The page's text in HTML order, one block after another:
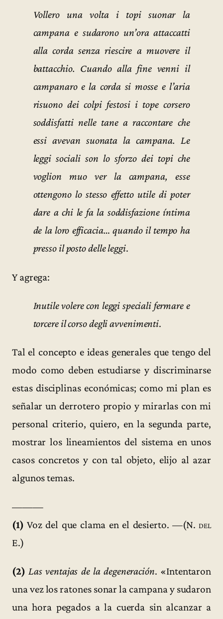
Vollero una volta i topi suonar la
campana e sudarono un’ora attaccatti
alla corda senza riescire a muovere il
battacchio. Cuando alla fine venni il
campanaro e la corda si mosse e l’aria
risuono dei colpi festosi i tope corsero
soddisfatti nelle tane a raccontare che
essi avevan suonata la campana. Le
leggi sociali son lo sforzo dei topi che
voglion muo ver la campana, esse
ottengono lo stesso effetto utile di poter
dare a chi le fa la soddisfazione íntima
de la loro efficacia… quando il tempo ha
presso il posto delle leggi.
Y agrega:
Inutile volere con leggi speciali fermare e
torcere il corso degli avvenimenti.
Tal el concepto e ideas generales que tengo del
modo como deben estudiarse y discriminarse
estas disciplinas económicas; como mi plan es
señalar un derrotero propio y mirarlas con mi
personal criterio, quiero, en la segunda parte,
mostrar los lineamientos del sistema en unos
casos concretos y con tal objeto, elijo al azar
algunos temas.
———
(1) Voz del que clama en el desierto. —(N. del
E.)
(2) Las ventajas de la degeneración. «Intentaron
una vez los ratones sonar la campana y sudaron
una hora pegados a la cuerda sin alcanzar a